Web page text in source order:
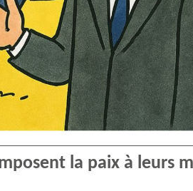
la paix à leurs